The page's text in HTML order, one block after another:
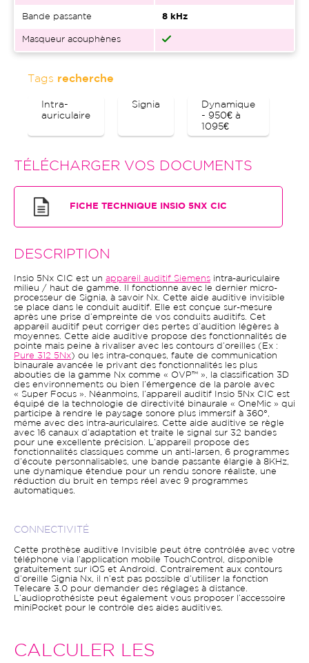
Bande passante 8 kHz
Masqueur acouphènes
Tags recherche
Intra-
auriculaire
Signia
Dynamique
- 950€ à
1095€
TÉLÉCHARGER VOS DOCUMENTS
FICHE TECHNIQUE INSIO 5NX CIC
DESCRIPTION
Insio 5Nx CIC est un appareil auditif Siemens intra-auriculaire
milieu / haut de gamme. Il fonctionne avec le dernier micro-
processeur de Signia, à savoir Nx. Cette aide auditive invisible
se place dans le conduit auditif. Elle est conçue sur-mesure
après une prise d’empreinte de vos conduits auditifs. Cet
appareil auditif peut corriger des pertes d’audition légères à
moyennes. Cette aide auditive propose des fonctionnalités de
pointe mais peine à rivaliser avec les contours d’oreilles (Ex :
Pure 312 5Nx) ou les intra-conques, faute de communication
binaurale avancée le privant des fonctionnalités les plus
abouties de la gamme Nx comme « OVP™ », la classification 3D
des environnements ou bien l’émergence de la parole avec
« Super Focus ». Néanmoins, l’appareil auditif Insio 5Nx CIC est
équipé de la technologie de directivité binaurale « OneMic » qui
participe à rendre le paysage sonore plus immersif à 360°,
même avec des intra-auriculaires. Cette aide auditive se règle
avec 16 canaux d’adaptation et traite le signal sur 32 bandes
pour une excellente précision. L’appareil propose des
fonctionnalités classiques comme un anti-larsen, 6 programmes
d’écoute personnalisables, une bande passante élargie à 8KHz,
une dynamique étendue pour un rendu sonore réaliste, une
réduction du bruit en temps réel avec 9 programmes
automatiques.
CONNECTIVITÉ
Cette prothèse auditive Invisible peut être contrôlée avec votre
téléphone via l’application mobile TouchControl, disponible
gratuitement sur iOS et Android. Contrairement aux contours
d’oreille Signia Nx, il n’est pas possible d’utiliser la fonction
Telecare 3.0 pour demander des réglages à distance.
L’audioprothésiste peut également vous proposer l’accessoire
miniPocket pour le contrôle des aides auditives.
CALCULER LES